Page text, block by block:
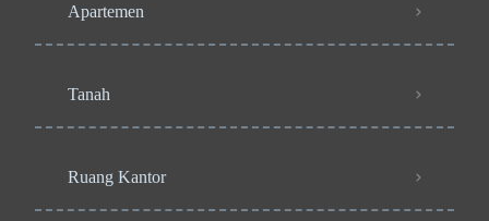
Apartemen
Tanah
Ruang Kantor